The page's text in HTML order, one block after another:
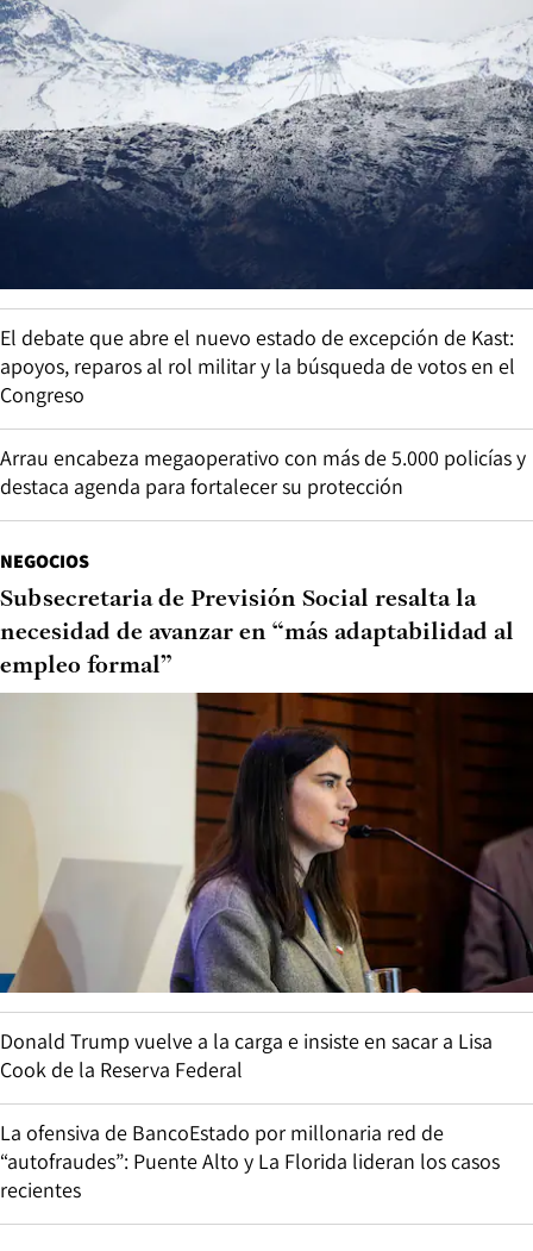
El debate que abre el nuevo estado de excepción de Kast:
apoyos, reparos al rol militar y la búsqueda de votos en el
Congreso
Arrau encabeza megaoperativo con más de 5.000 policías y
destaca agenda para fortalecer su protección
NEGOCIOS
Subsecretaria de Previsión Social resalta la
necesidad de avanzar en “más adaptabilidad al
empleo formal”
Donald Trump vuelve a la carga e insiste en sacar a Lisa
Cook de la Reserva Federal
La ofensiva de BancoEstado por millonaria red de
“autofraudes”: Puente Alto y La Florida lideran los casos
recientes